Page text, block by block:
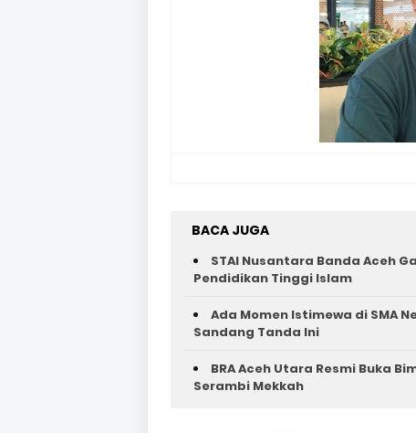
BACA JUGA
STAI Nusantara Banda Aceh
Pendidikan Tinggi Islam
Ada Momen Istimewa di SMA
Sandang Tanda Ini
BRA Aceh Utara Resmi Buka
Serambi Mekkah